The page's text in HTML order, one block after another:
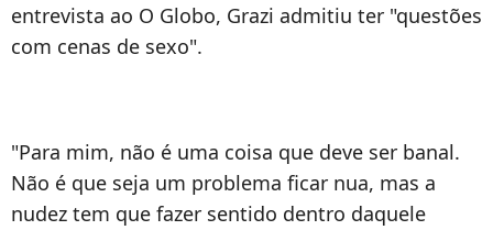
entrevista ao O Globo, Grazi admitiu ter "questões
com cenas de sexo".
"Para mim, não é uma coisa que deve ser banal.
Não é que seja um problema ficar nua, mas a
nudez tem que fazer sentido dentro daquele